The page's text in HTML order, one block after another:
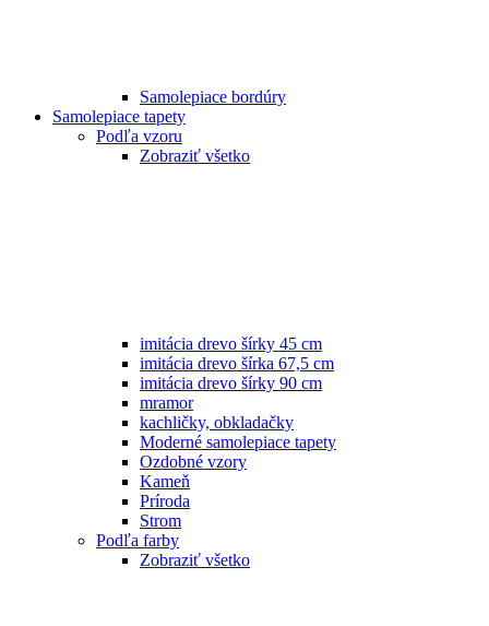
Samolepiace bordúry
Samolepiace tapety
Podľa vzoru
Zobraziť všetko
imitácia drevo šírky 45 cm
imitácia drevo šírka 67,5 cm
imitácia drevo šírky 90 cm
mramor
kachličky, obkladačky
Moderné samolepiace tapety
Ozdobné vzory
Kameň
Príroda
Strom
Podľa farby
Zobraziť všetko